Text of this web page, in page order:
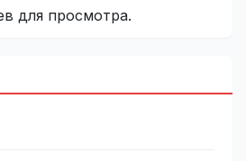
для просмотра.